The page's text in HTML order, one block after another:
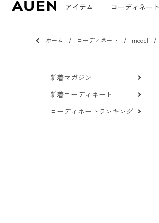
アイテム コーディネート
ホーム コーディネート model
新着マガジン
新着コーディネート
コーディネートランキング